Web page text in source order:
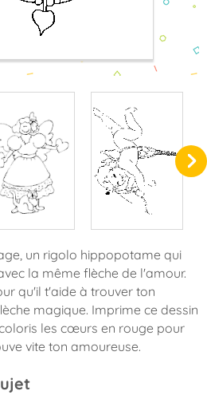
un rigolo hippopotame qui
la même flèche de l'amour.
qu'il t'aide à trouver ton
magique. Imprime ce dessin
les cœurs en rouge pour
vite ton amoureuse.